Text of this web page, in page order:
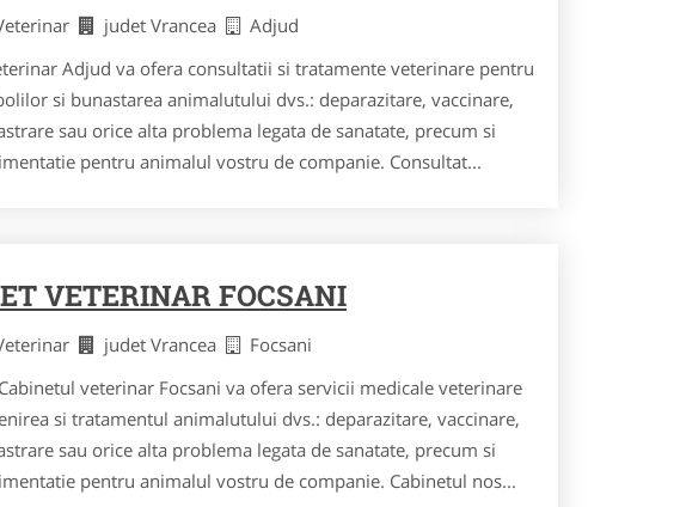
judet Vrancea
Adjud
Adjud va ofera consultatii si tratamente veterinare pentru
si bunastarea animalutului dvs.: deparazitare, vaccinare,
sau orice alta problema legata de sanatate, precum si
pentru animalul vostru de companie. Consultat...
VETERINAR FOCSANI
judet Vrancea
Focsani
veterinar Focsani va ofera servicii medicale veterinare
si tratamentul animalutului dvs.: deparazitare, vaccinare,
sau orice alta problema legata de sanatate, precum si
pentru animalul vostru de companie. Cabinetul nos...